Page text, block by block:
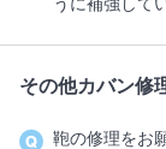
うに補強して
その他カバン修
鞄の修理をお